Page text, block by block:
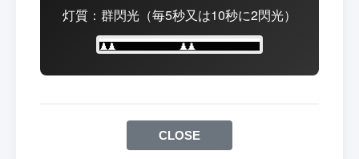
灯質：群閃光（毎5秒又は10秒に2閃光）
CLOSE